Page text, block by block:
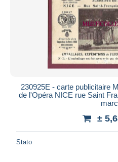
230925E - carte publicitaire
de l'Opéra NICE rue Saint
±
Stato